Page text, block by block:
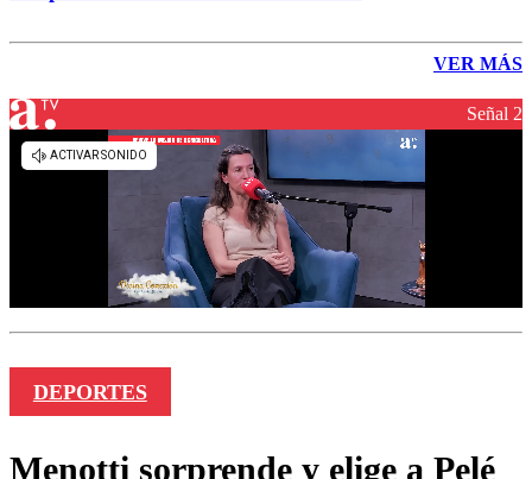
VER MÁS
Señal 2
DEPORTES
Menotti sorprende y elige a Pelé